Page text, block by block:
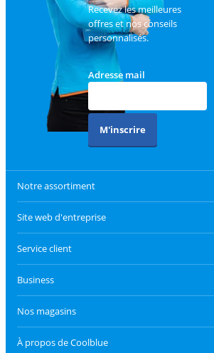
Recevez les meilleures
offres et nos conseils
personnalisés.
Adresse mail
M'inscrire
Notre assortiment
Site web d'entreprise
Service client
Business
Nos magasins
À propos de Coolblue